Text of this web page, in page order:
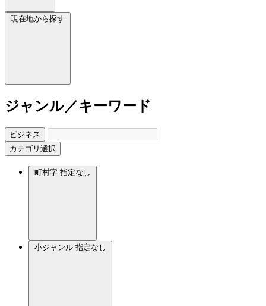
現在地から探す
ジャンル／キーワード
ビジネス
カテゴリ選択
町村字 指定なし
小ジャンル 指定なし